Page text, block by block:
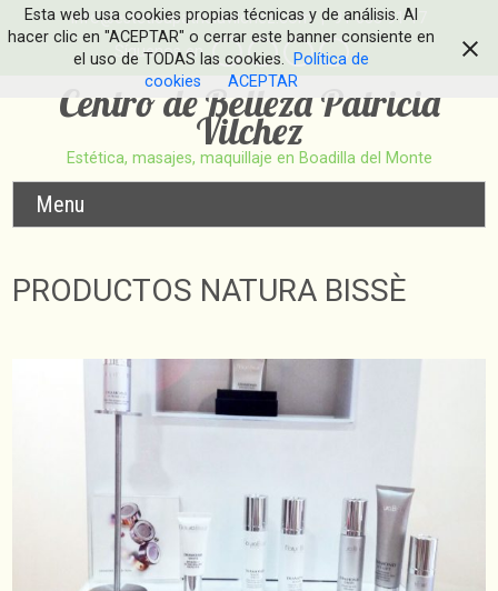
info@esteticapatriciavilchez.com| 91 633 91 17
Síguenos en
Centro de Belleza Patricia
Vilchez
Estética, masajes, maquillaje en Boadilla del Monte
Menu
PRODUCTOS NATURA BISSÈ
Esta web usa cookies propias técnicas y de análisis. Al
hacer clic en "ACEPTAR" o cerrar este banner consiente en
el uso de TODAS las cookies.
Política de
cookies
ACEPTAR